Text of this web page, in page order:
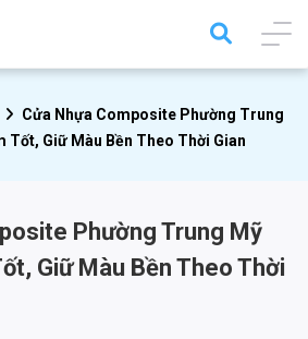
Cửa Nhựa Composite Phường Trung
Tốt, Giữ Màu Bền Theo Thời Gian
Phường Trung Mỹ
Giữ Màu Bền Theo Thời